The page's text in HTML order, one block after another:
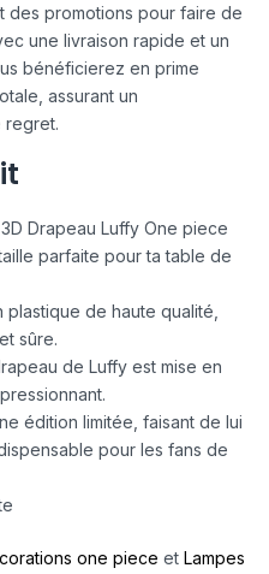
des promotions pour faire de
une livraison rapide et un
bénéficierez en prime
assurant un
regret.
Drapeau Luffy One piece
parfaite pour ta table de
de haute qualité,
sûre.
de Luffy est mise en
édition limitée, faisant de lui
pour les fans de
one piece et Lampes